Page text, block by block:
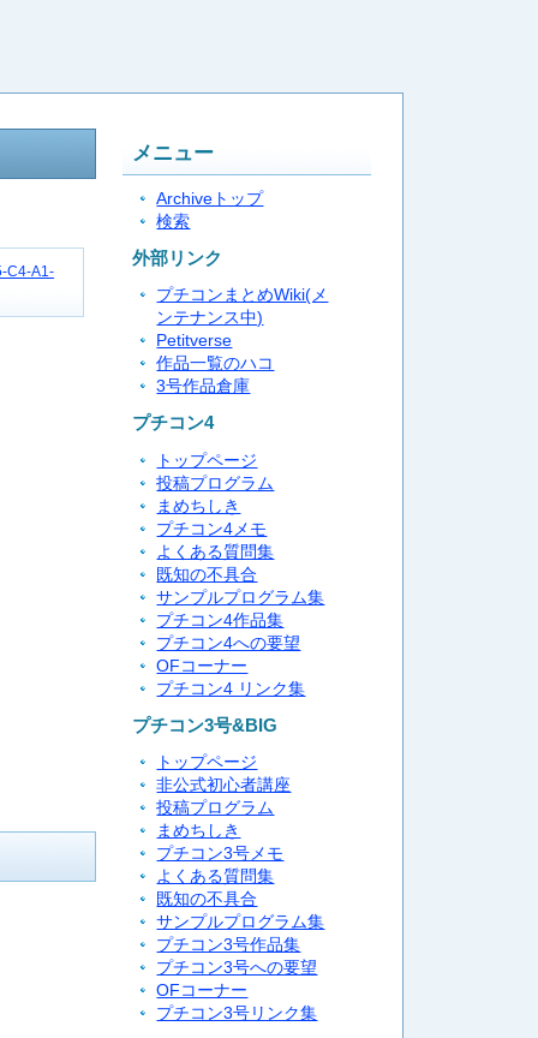
C4-A1-
メニュー
Archiveトップ
検索
外部リンク
プチコンまとめWiki(メ
ンテナンス中)
Petitverse
作品一覧のハコ
3号作品倉庫
プチコン4
トップページ
投稿プログラム
まめちしき
プチコン4メモ
よくある質問集
既知の不具合
サンプルプログラム集
プチコン4作品集
プチコン4への要望
OFコーナー
プチコン4 リンク集
プチコン3号&BIG
トップページ
非公式初心者講座
投稿プログラム
まめちしき
プチコン3号メモ
よくある質問集
既知の不具合
サンプルプログラム集
プチコン3号作品集
プチコン3号への要望
OFコーナー
プチコン3号リンク集